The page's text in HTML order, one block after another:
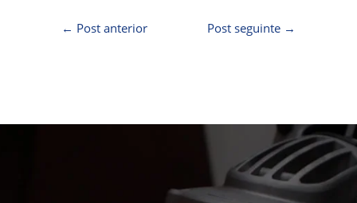
← Post anterior Post seguinte →